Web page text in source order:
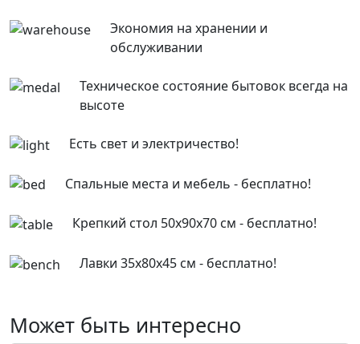
Экономия на хранении и
обслуживании
Техническое состояние бытовок всегда на
высоте
Есть свет и электричество!
Спальные места и мебель - бесплатно!
Крепкий стол 50х90х70 см - бесплатно!
Лавки 35х80х45 см - бесплатно!
Может быть интересно